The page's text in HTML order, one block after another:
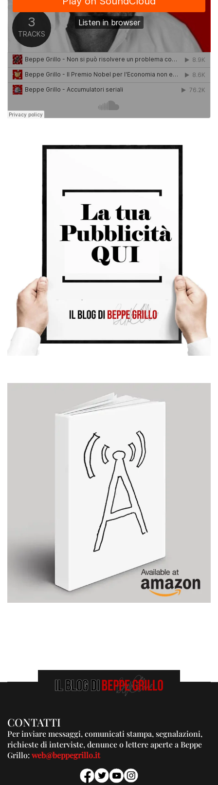
CONTATTI
Per inviare messaggi, comunicati stampa, segnalazioni,
richieste di interviste, denunce o lettere aperte a Beppe
Grillo:web@beppegrillo.it